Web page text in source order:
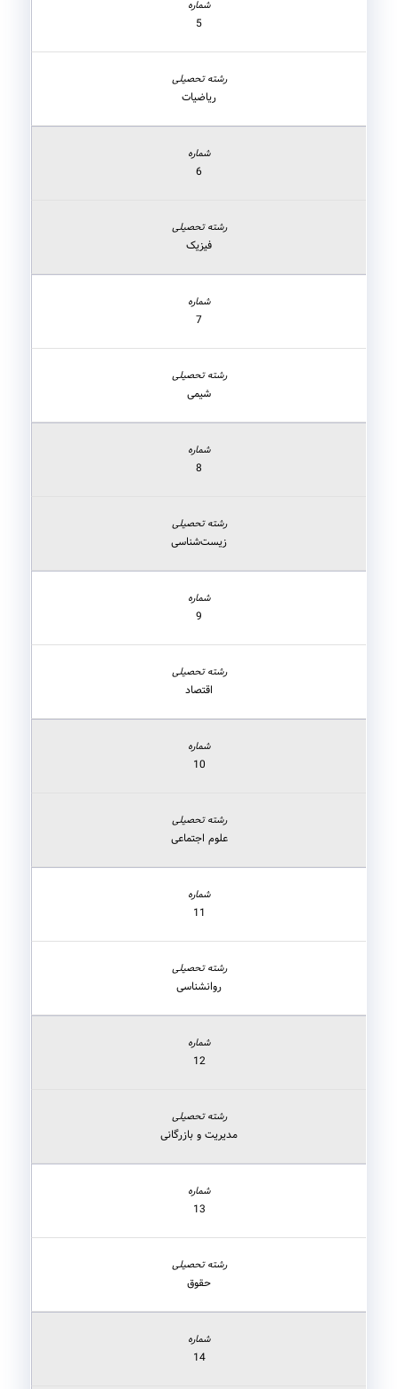
5
ریاضیات
6
فیزیک
7
شیمی
8
زیست‌شناسی
9
اقتصاد
10
علوم اجتماعی
11
روانشناسی
12
مدیریت و بازرگانی
13
حقوق
14